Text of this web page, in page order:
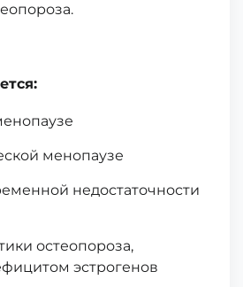
менопаузе
недостаточности
остеопороза,
эстрогенов